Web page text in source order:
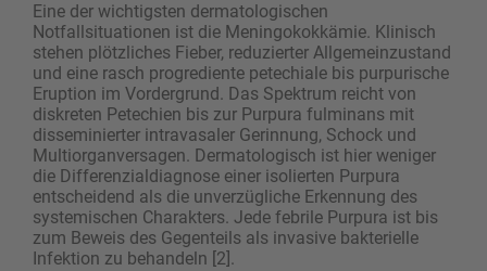
Eine der wichtigsten dermatologischen
Notfallsituationen ist die Meningokokkämie. Klinisch
stehen plötzliches Fieber, reduzierter Allgemeinzustand
und eine rasch progrediente petechiale bis purpurische
Eruption im Vordergrund. Das Spektrum reicht von
diskreten Petechien bis zur Purpura fulminans mit
disseminierter intravasaler Gerinnung, Schock und
Multiorganversagen. Dermatologisch ist hier weniger
die Differenzialdiagnose einer isolierten Purpura
entscheidend als die unverzügliche Erkennung des
systemischen Charakters. Jede febrile Purpura ist bis
zum Beweis des Gegenteils als invasive bakterielle
Infektion zu behandeln [2].